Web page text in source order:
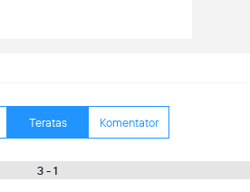
Teratas Komentator
3 - 1